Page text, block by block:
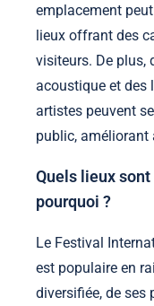
emplacement
lieux offrant des
visiteurs. De plus,
acoustique et des
artistes peuvent
public,
Quels lieux
pourquoi ?
Le Festival
est populaire en
diversifiée, de ses